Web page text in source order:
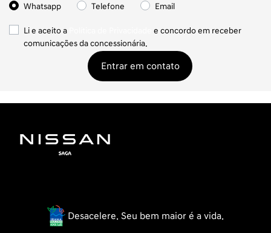
Whatsapp Telefone Email
Li e aceito a
e concordo em receber
comunicações da concessionária.
Entrar em contato
Desacelere. Seu bem maior é a vida.